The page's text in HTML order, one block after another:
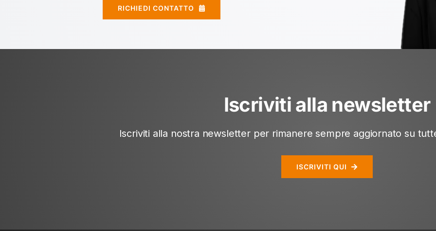
RICHIEDI CONTATTO
Iscriviti alla newsletter
Iscriviti alla nostra newsletter per rimanere sempre aggiornato su
ISCRIVITI QUI